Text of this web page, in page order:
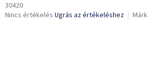
30420
A
Nincs értékelés Ugrás az értékeléshez